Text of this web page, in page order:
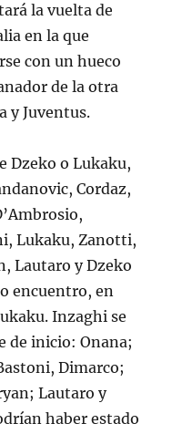
la vuelta de
en la que
con un hueco
de la otra
y Juventus.
Dzeko o Lukaku,
Cordaz,
Lukaku, Zanotti,
Lautaro y Dzeko
encuentro, en
Inzaghi se
de inicio: Onana;
Dimarco;
Lautaro y
haber estado